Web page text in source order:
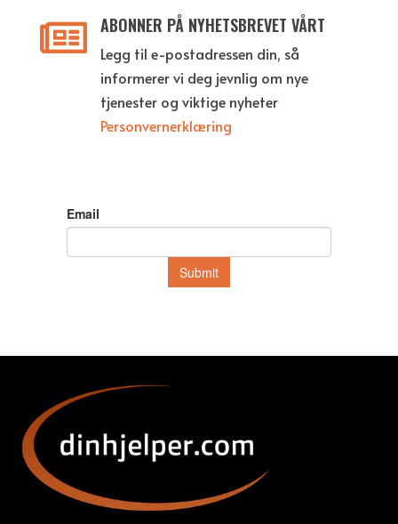
 ABONNER PÅ NYHETSBREVET VÅRT
Legg til e-postadressen din, så
informerer vi deg jevnlig om nye
tjenester og viktige nyheter
Personvernerklæring